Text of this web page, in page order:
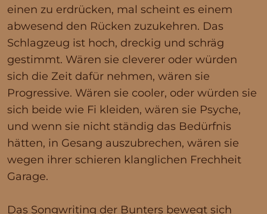
einen zu erdrücken, mal scheint es einem
abwesend den Rücken zuzukehren. Das
Schlagzeug ist hoch, dreckig und schräg
gestimmt. Wären sie cleverer oder würden
sich die Zeit dafür nehmen, wären sie
Progressive. Wären sie cooler, oder würden sie
sich beide wie Fi kleiden, wären sie Psyche,
und wenn sie nicht ständig das Bedürfnis
hätten, in Gesang auszubrechen, wären sie
wegen ihrer schieren klanglichen Frechheit
Garage.
Das Songwriting der Bunters bewegt sich